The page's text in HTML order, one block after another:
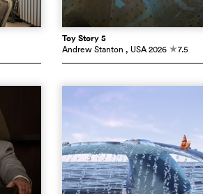
Toy Story 5
Andrew Stanton , USA 2026 c7.5